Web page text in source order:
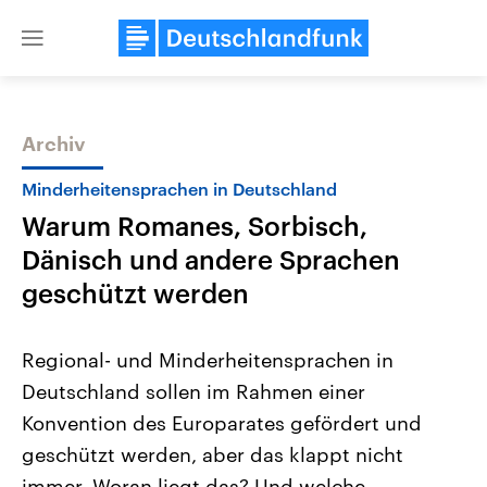
Close
Themen
2026
Alle Informationen
Sachsen-Anhalt wählt am 6.
September 2026 einen neuen
Landtag. Seit 2021 wird das
Bundesland von einer Koalition aus
Aktuelle Beiträge,
Hintergründe
Wirtschaftlich und
gehören die Vereinigten
den mächtigsten Ländern
mit großem Einfluss auf
Archiv
Minderheitensprachen in Deutschland
Warum Romanes, Sorbisch,
Dänisch und andere Sprachen
geschützt werden
Regional- und Minderheitensprachen in
Deutschland sollen im Rahmen einer
Konvention des Europarates gefördert und
geschützt werden, aber das klappt nicht